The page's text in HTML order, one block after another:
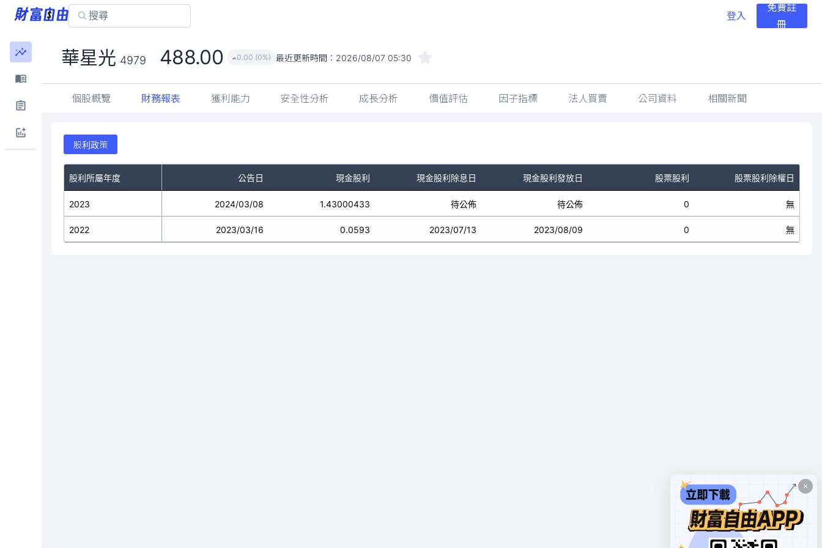
登入
免費註
冊
華星光 4979 488.00 0.00 (0%) 最近更新時間： 2026/08/07 05:30
個股概覽 財務報表 獲利能力 安全性分析 成長分析 價值評估 因子指標 法人買賣 公司資料 相關新聞
股利政策
股利所屬年度 公告日 現金股利 現金股利除息日 現金股利發放日 股票股利 股票股利除權日
2023
2022
2024/03/08 1.43000433 待公佈 待公佈 0 無
2023/03/16 0.0593 2023/07/13 2023/08/09 0 無